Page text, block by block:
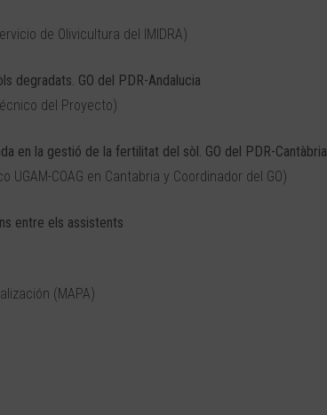
de Olivicultura del IMIDRA)
degradats. GO del PDR-Andalucia
del Proyecto)
en la gestió de la fertilitat del sòl. GO del PDR-Cantàbria
UGAM-COAG en Cantabria y Coordinador del GO)
entre els assistents
(MAPA)